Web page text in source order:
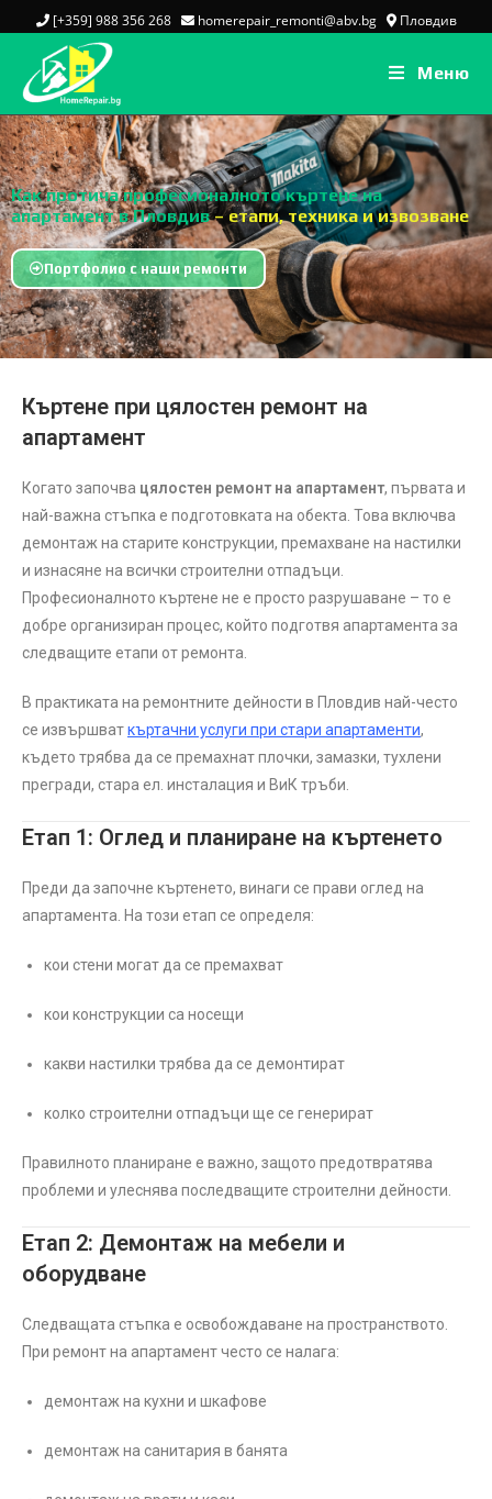
[+359] 988 356 268 homerepair_remonti@abv.bg Пловдив
Меню
Как протича професионалното къртене на
апартамент в Пловдив– етапи, техника и извозване
Портфолио с наши ремонти
Къртене при цялостен ремонт на
апартамент
Когато започва цялостен ремонт на апартамент, първата и
най-важна стъпка е подготовката на обекта. Това включва
демонтаж на старите конструкции, премахване на настилки
и изнасяне на всички строителни отпадъци.
Професионалното къртене не е просто разрушаване – то е
добре организиран процес, който подготвя апартамента за
следващите етапи от ремонта.
В практиката на ремонтните дейности в Пловдив най-често
се извършваткъртачни услуги при стари апартаменти,
където трябва да се премахнат плочки, замазки, тухлени
прегради, стара ел. инсталация и ВиК тръби.
Етап 1: Оглед и планиране на къртенето
Преди да започне къртенето, винаги се прави оглед на
апартамента. На този етап се определя:
кои стени могат да се премахват
кои конструкции са носещи
какви настилки трябва да се демонтират
колко строителни отпадъци ще се генерират
Правилното планиране е важно, защото предотвратява
проблеми и улеснява последващите строителни дейности.
Етап 2: Демонтаж на мебели и
оборудване
Следващата стъпка е освобождаване на пространството.
При ремонт на апартамент често се налага:
демонтаж на кухни и шкафове
демонтаж на санитария в банята